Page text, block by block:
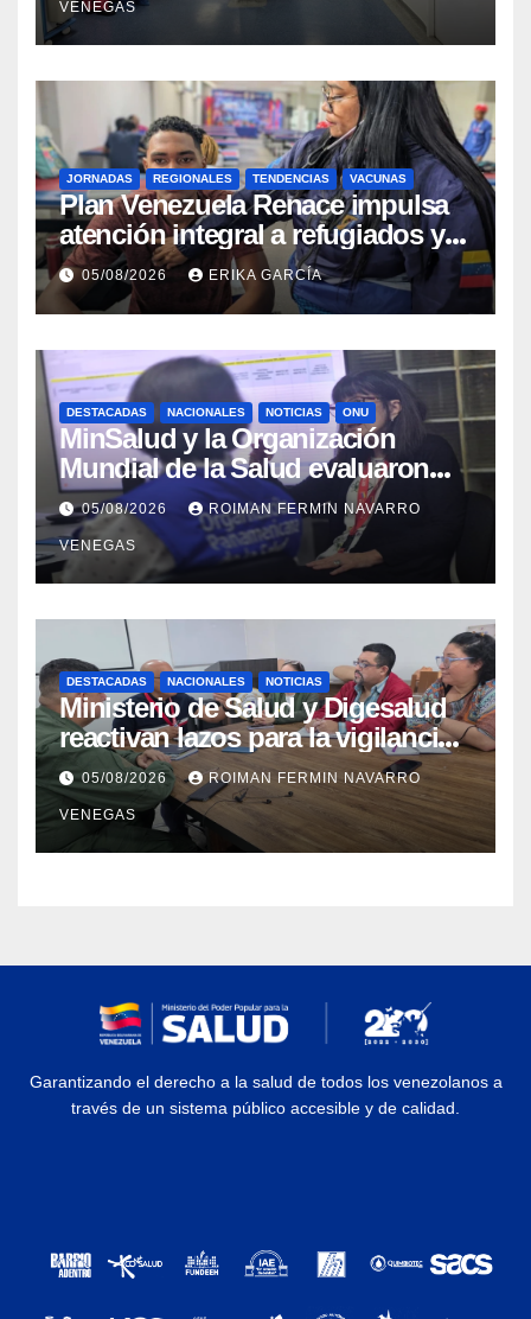
VENEGAS
JORNADAS REGIONALES TENDENCIAS VACUNAS
​Plan Venezuela Renace impulsa
atención integral a refugiados y
evaluación de vacunación en
Aragua
05/08/2026 ERIKA GARCÍA
DESTACADAS NACIONALES NOTICIAS ONU
MinSalud y la Organización
Mundial de la Salud evaluaron
propuesta técnica integral en
materia de agua saneamiento e
higiene ante contingencia
sísmica
05/08/2026 ROIMAN FERMIN NAVARRO
VENEGAS
DESTACADAS NACIONALES NOTICIAS
Ministerio de Salud y Digesalud
reactivan lazos para la vigilancia
epidemiológica y el control de
enfermedades
05/08/2026 ROIMAN FERMIN NAVARRO
VENEGAS
Garantizando el derecho a la salud de todos los venezolanos a
través de un sistema público accesible y de calidad.